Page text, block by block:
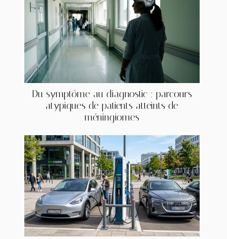
Du symptôme au diagnostic : parcours
atypiques de patients atteints de
méningiomes